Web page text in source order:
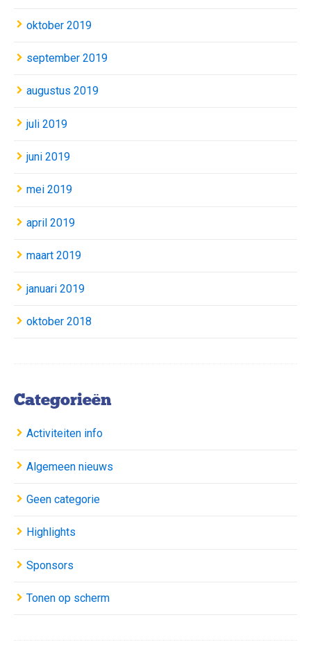
oktober 2019
september 2019
augustus 2019
juli 2019
juni 2019
mei 2019
april 2019
maart 2019
januari 2019
oktober 2018
Categorieën
Activiteiten info
Algemeen nieuws
Geen categorie
Highlights
Sponsors
Tonen op scherm